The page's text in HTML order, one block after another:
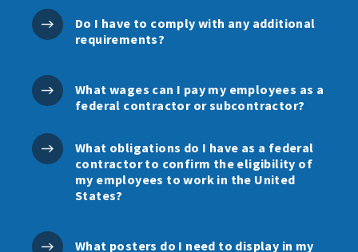
Do I have to comply with any additional
requirements?
What wages can I pay my employees as a
federal contractor or subcontractor?
What obligations do I have as a federal
contractor to confirm the eligibility of
my employees to work in the United
States?
What posters do I need to display in my